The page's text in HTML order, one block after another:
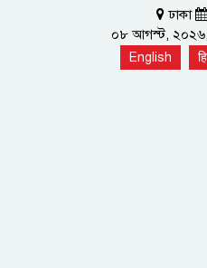
ঢাকা
০৮ আগস্ট, ২০২৬,
English